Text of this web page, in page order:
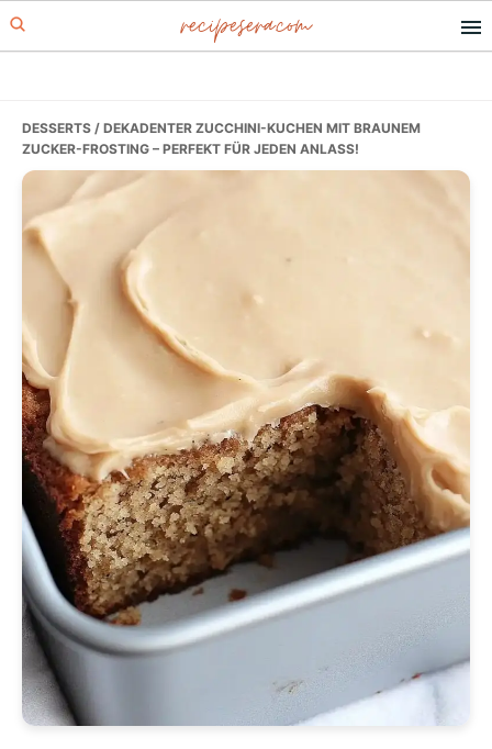
Skip
to
Skip
to
Skip
to
recipesera.com
DESSERTS / DEKADENTER ZUCCHINI-KUCHEN MIT BRAUNEM
ZUCKER-FROSTING – PERFEKT FÜR JEDEN ANLASS!